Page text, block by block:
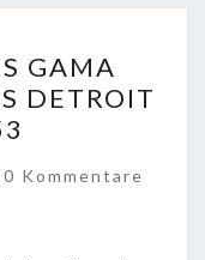
GAMA
DETROIT
Kommentare
0 Kommentare